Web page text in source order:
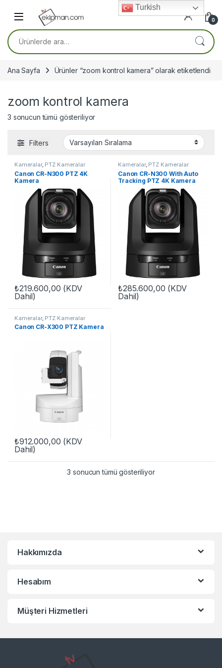
0
Ara:
Ana Sayfa Ürünler “zoom kontrol kamera” olarak etiketlendi
zoom kontrol kamera
3 sonucun tümü gösteriliyor
Filters
Kameralar, PTZ Kameralar
Canon CR-N300 PTZ 4K
Kamera
₺219.600,00 (KDV
Dahil)
Kameralar, PTZ Kameralar
Canon CR-N300 With Auto
Tracking PTZ 4K Kamera
₺285.600,00 (KDV
Dahil)
Kameralar, PTZ Kameralar
Canon CR-X300 PTZ Kamera
₺912.000,00 (KDV
Dahil)
3 sonucun tümü gösteriliyor
Hakkımızda
Hesabım
Müşteri Hizmetleri
Turkish